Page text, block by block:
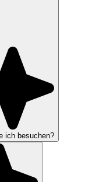
ich besuchen?